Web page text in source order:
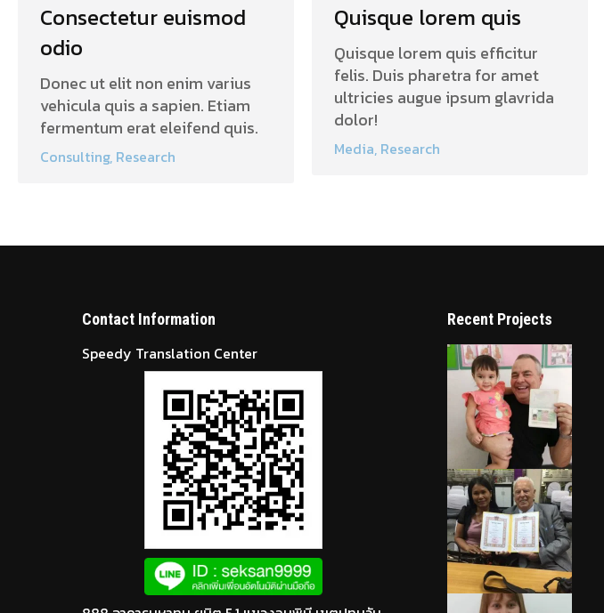
Consectetur euismod
odio
Donec ut elit non enim varius
vehicula quis a sapien. Etiam
fermentum erat eleifend quis.
Consulting, Research
Quisque lorem quis
Quisque lorem quis efficitur
felis. Duis pharetra for amet
ultricies augue ipsum glavrida
dolor!
Media, Research
Contact Information
Speedy Translation Center
Recent Projects